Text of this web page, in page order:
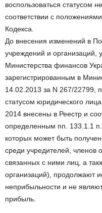
воспользоваться статусом
соответствии с
Кодекса.
До внесения изменений в
учреждений и организаций,
Министерства финансов
зарегистрированным в
14.02.2013 за N 267/22799,
статусом юридического
2014 внесены в Реестр и
определенным пп. 133.1.1
которых может быть
среди учредителей, членов
связанных с ними лиц, а
организаций), продолжают
неприбыльности и не
прибыль.